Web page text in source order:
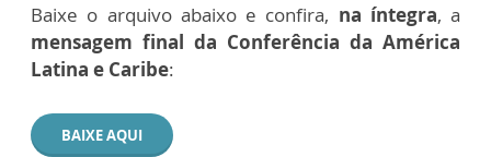
Baixe o arquivo abaixo e confira, na íntegra, a
mensagem final da Conferência da América
Latina e Caribe:
BAIXE AQUI